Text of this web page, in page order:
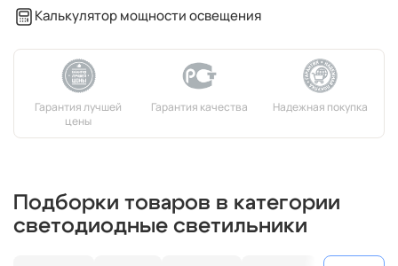
Калькулятор мощности освещения
Подборки товаров в категории
светодиодные светильники